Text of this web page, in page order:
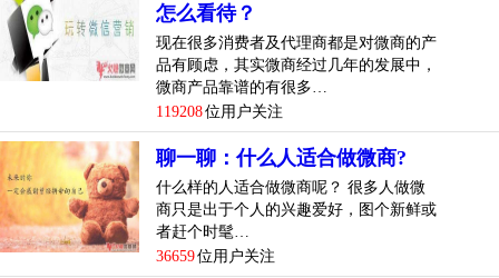
怎么看待？
现在很多消费者及代理商都是对微商的产
品有顾虑，其实微商经过几年的发展中，
微商产品靠谱的有很多…
119208位用户关注
聊一聊：什么人适合做微商?
什么样的人适合做微商呢？ 很多人做微
商只是出于个人的兴趣爱好，图个新鲜或
者赶个时髦…
36659位用户关注